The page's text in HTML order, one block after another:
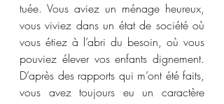
tuée. Vous aviez un ménage heureux,
vous viviez dans un état de société où
vous étiez à l’abri du besoin, où vous
pouviez élever vos enfants dignement.
D’après des rapports qui m’ont été faits,
vous avez toujours eu un caractère